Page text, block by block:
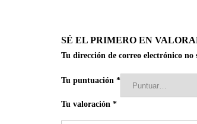
SÉ EL PRIMERO EN
Tu dirección de correo electrónico no
Tu puntuación *
Tu valoración *